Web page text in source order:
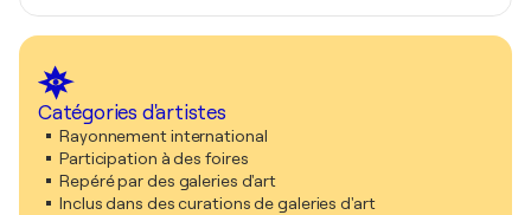
Catégories d'artistes
Rayonnement international
Participation à des foires
Repéré par des galeries d'art
Inclus dans des curations de galeries d'art